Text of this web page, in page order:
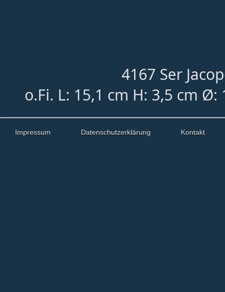
4167 Ser
o.Fi. L: 15,1 cm H: 3,5 cm
Impressum Datenschutzerklärung Kontakt